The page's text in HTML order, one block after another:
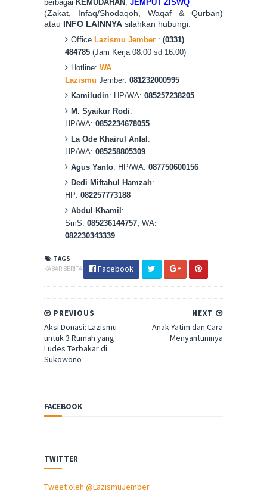
berbagai KEMUDAHAN , JEMPUT ZISWQ
(Zakat, Infaq/Shodaqoh, Waqaf & Qurban)
atau INFO LAINNYA silahkan hubungi:
Office Lazismu Jember : (0331)
484785 (Jam Kerja 08.00 sd 16.00)
Hotline: WA
Lazismu Jember: 081232000995
Kamiludin: HP/WA: 085257238205
M. Syaikur Rodi:
HP/WA: 0852234678055
La Ode Khairul Anfal :
HP/WA: 085258805309
Agus Yanto: HP/WA: 087750600156
Dedi Miftahul Hamzah:
HP: 082257773188
Abdul Khamil :
SmS: 085236144757, WA:
082230343339
TAGS
KABAR BERITA
Facebook
NEXT
Anak Yatim dan Cara
Menyantuninya
PREVIOUS
Aksi Donasi: Lazismu
untuk 3 Rumah yang
Ludes Terbakar di
Sukowono
FACEBOOK
TWITTER
Tweet oleh @LazismuJember